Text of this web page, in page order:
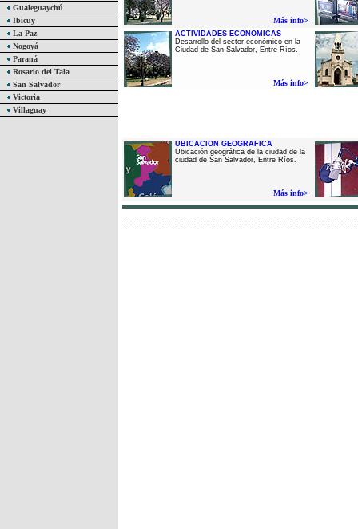
Gualeguaychú
Ibicuy
La Paz
Nogoyá
Paraná
Rosario del Tala
San Salvador
Victoria
Villaguay
Más info>
ACTIVIDADES ECONOMICAS
Desarrollo del sector económico en la
Ciudad de San Salvador, Entre Ríos.
Más info>
UBICACION GEOGRAFICA
Ubicación geográfica de la ciudad de la
ciudad de San Salvador, Entre Ríos.
Más info>